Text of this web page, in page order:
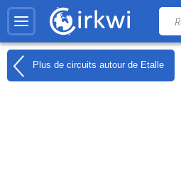
Plus de circuits autour de Etalle